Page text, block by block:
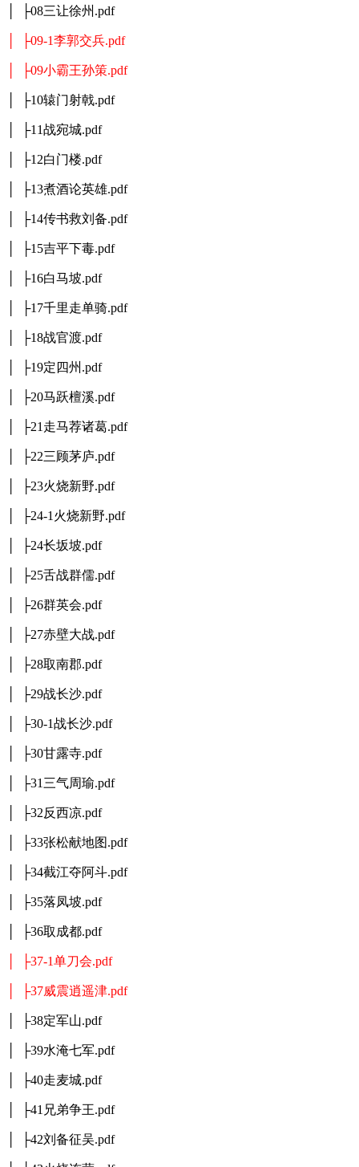
│ ├08三让徐州.pdf
│ ├09-1李郭交兵.pdf
│ ├09小霸王孙策.pdf
│ ├10辕门射戟.pdf
│ ├11战宛城.pdf
│ ├12白门楼.pdf
│ ├13煮酒论英雄.pdf
│ ├14传书救刘备.pdf
│ ├15吉平下毒.pdf
│ ├16白马坡.pdf
│ ├17千里走单骑.pdf
│ ├18战官渡.pdf
│ ├19定四州.pdf
│ ├20马跃檀溪.pdf
│ ├21走马荐诸葛.pdf
│ ├22三顾茅庐.pdf
│ ├23火烧新野.pdf
│ ├24-1火烧新野.pdf
│ ├24长坂坡.pdf
│ ├25舌战群儒.pdf
│ ├26群英会.pdf
│ ├27赤壁大战.pdf
│ ├28取南郡.pdf
│ ├29战长沙.pdf
│ ├30-1战长沙.pdf
│ ├30甘露寺.pdf
│ ├31三气周瑜.pdf
│ ├32反西凉.pdf
│ ├33张松献地图.pdf
│ ├34截江夺阿斗.pdf
│ ├35落凤坡.pdf
│ ├36取成都.pdf
│ ├37-1单刀会.pdf
│ ├37威震逍遥津.pdf
│ ├38定军山.pdf
│ ├39水淹七军.pdf
│ ├40走麦城.pdf
│ ├41兄弟争王.pdf
│ ├42刘备征吴.pdf